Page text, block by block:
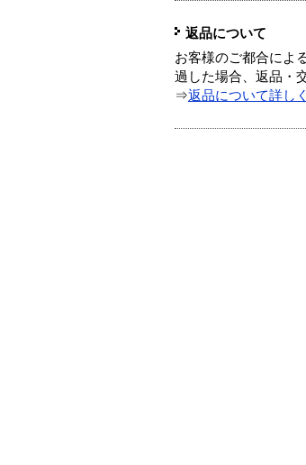
返品について
お客様のご都合によ
過した場合、返品・
⇒返品について詳し